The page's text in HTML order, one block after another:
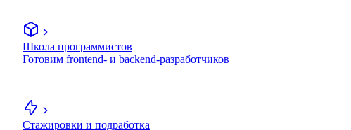
Школа программистов
Готовим frontend- и backend-разработчиков
Стажировки и подработка